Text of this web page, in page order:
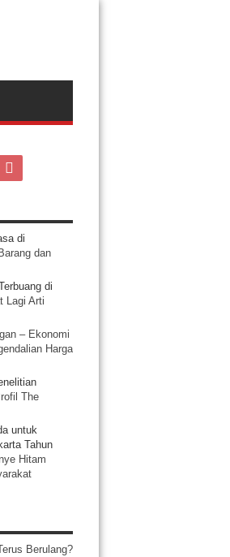
di
dan
di
Lagi Arti
– Ekonomi
Harga
The
untuk
Tahun
Hitam
Berulang?